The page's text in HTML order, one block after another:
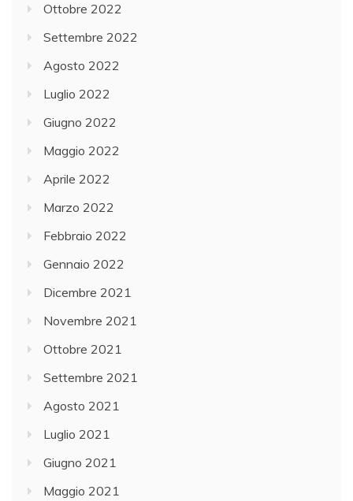
Ottobre 2022
Settembre 2022
Agosto 2022
Luglio 2022
Giugno 2022
Maggio 2022
Aprile 2022
Marzo 2022
Febbraio 2022
Gennaio 2022
Dicembre 2021
Novembre 2021
Ottobre 2021
Settembre 2021
Agosto 2021
Luglio 2021
Giugno 2021
Maggio 2021